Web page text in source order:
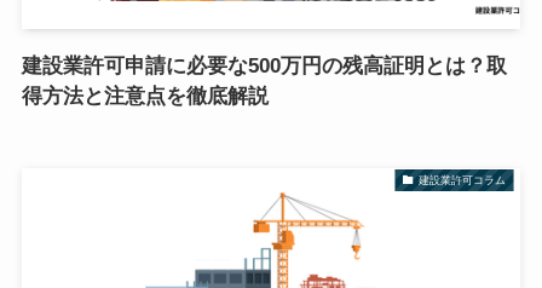
建設業許可申請に必要な500万円の残高証明とは？取
得方法と注意点を徹底解説
建設業許可コラム